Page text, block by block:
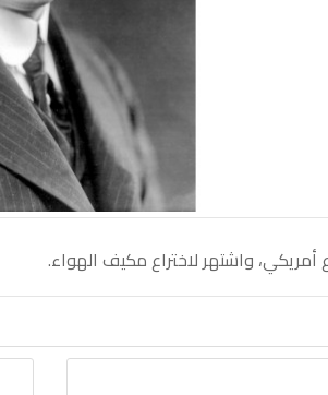
واشتهر لاختراع مكيف الهواء.